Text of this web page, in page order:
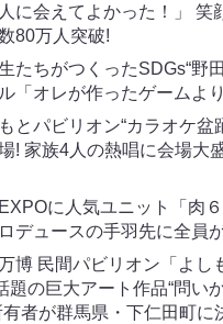
に会えてよかった！」 笑
80万人突破!
たちがつくったSDGs“野
「オレが作ったゲームよ
とパビリオン“カラオケ盆
! 家族4人の熱唱に会場大
に人気ユニット「肉
デュースの手羽先に全員
博 民間パビリオン「よし
題の巨大アート作品“問い
有者が群馬県・下仁田町に